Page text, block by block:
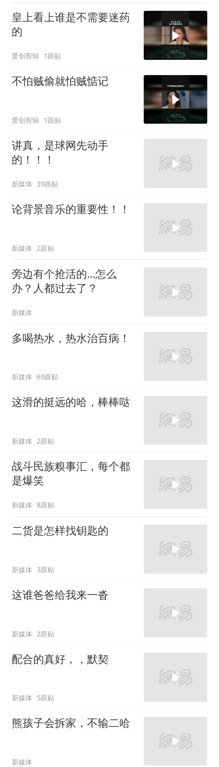
皇上看上谁是不需要迷药
的
爱创剪辑 1跟贴
不怕贼偷就怕贼惦记
爱创剪辑 1跟贴
讲真，是球网先动手
的！！！
新媒体 39跟贴
论背景音乐的重要性！！
新媒体 2跟贴
旁边有个抢活的…怎么
办？人都过去了？
新媒体
多喝热水，热水治百病！
新媒体 69跟贴
这滑的挺远的哈，棒棒哒
新媒体 2跟贴
战斗民族糗事汇，每个都
是爆笑
新媒体 8跟贴
二货是怎样找钥匙的
新媒体 3跟贴
这谁爸爸给我来一沓
新媒体 2跟贴
配合的真好，，默契
新媒体 5跟贴
熊孩子会拆家，不输二哈
新媒体